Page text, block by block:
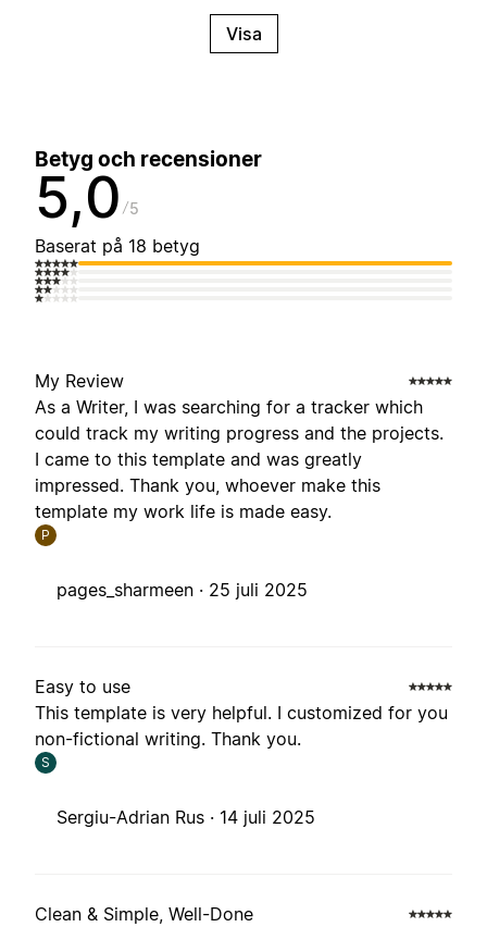
Visa
Betyg och recensioner
5,0 5
Baserat på 18 betyg
My Review
As a Writer, I was searching for a tracker which
could track my writing progress and the projects.
I came to this template and was greatly
impressed. Thank you, whoever make this
template my work life is made easy.
P
pages_sharmeen · 25 juli 2025
Easy to use
This template is very helpful. I customized for you
non-fictional writing. Thank you.
S
Sergiu-Adrian Rus · 14 juli 2025
Clean & Simple, Well-Done